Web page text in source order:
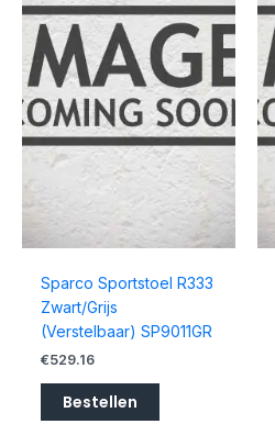
Sparco Sportstoel R333
Zwart/Grijs
(Verstelbaar) SP9011GR
€529.16
Bestellen